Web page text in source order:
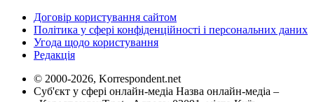
Договір користування сайтом
Політика у сфері конфіденційності і персональних даних
Угода щодо користування
Редакція
© 2000-2026, Korrespondent.net
Суб'єкт у сфері онлайн-медіа Назва онлайн-медіа –